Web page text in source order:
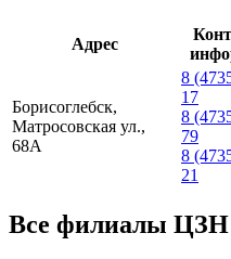
Адрес
Борисоглебск,
Матросовская ул.,
68А
8
17
8
79
8
21
Все филиалы ЦЗН